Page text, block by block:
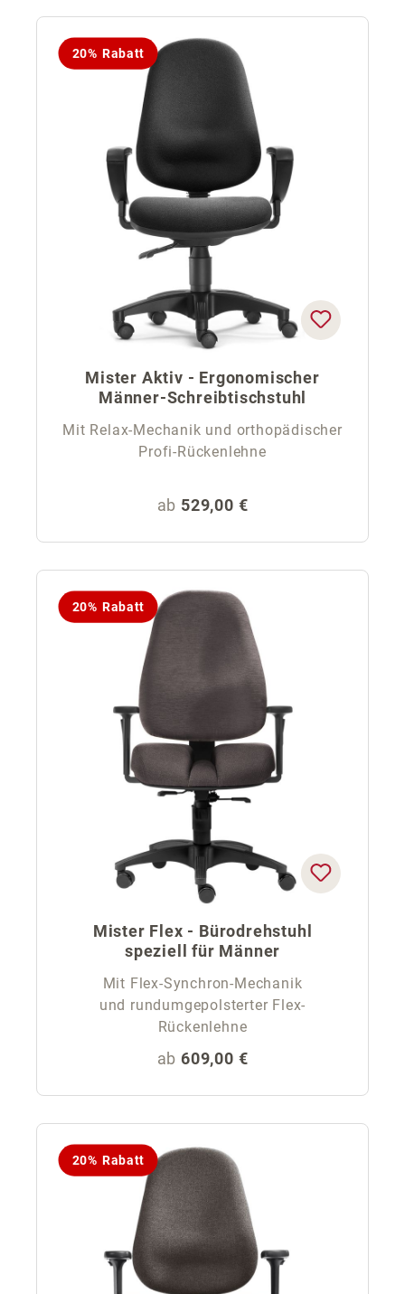
20% Rabatt
Mister Aktiv - Ergonomischer
Männer-Schreibtischstuhl
Mit Relax-Mechanik und orthopädischer
Profi-Rückenlehne
Regulärer Preis:
ab 529,00 €
20% Rabatt
Mister Flex - Bürodrehstuhl
speziell für Männer
Mit Flex-Synchron-Mechanik
und rundumgepolsterter Flex-
Rückenlehne
Regulärer Preis:
ab 609,00 €
20% Rabatt